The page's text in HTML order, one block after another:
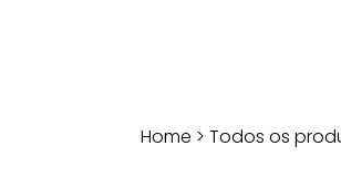
Home > Todos os